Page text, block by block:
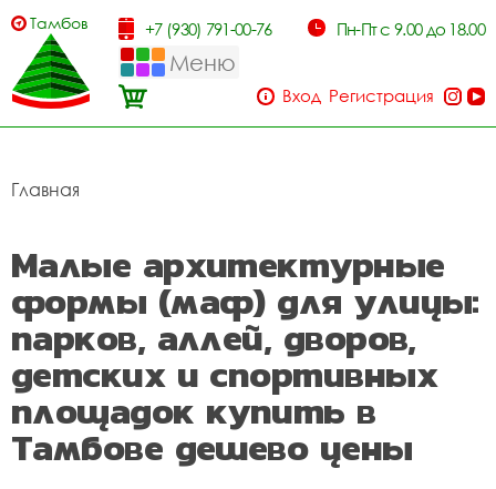
Тамбов +7 (930) 791-00-76 Пн-Пт с 9.00 до 18.00
Меню
Вход Регистрация
Главная
Малые архитектурные
формы (маф) для улицы:
парков, аллей, дворов,
детских и спортивных
площадок купить в
Тамбове дешево цены